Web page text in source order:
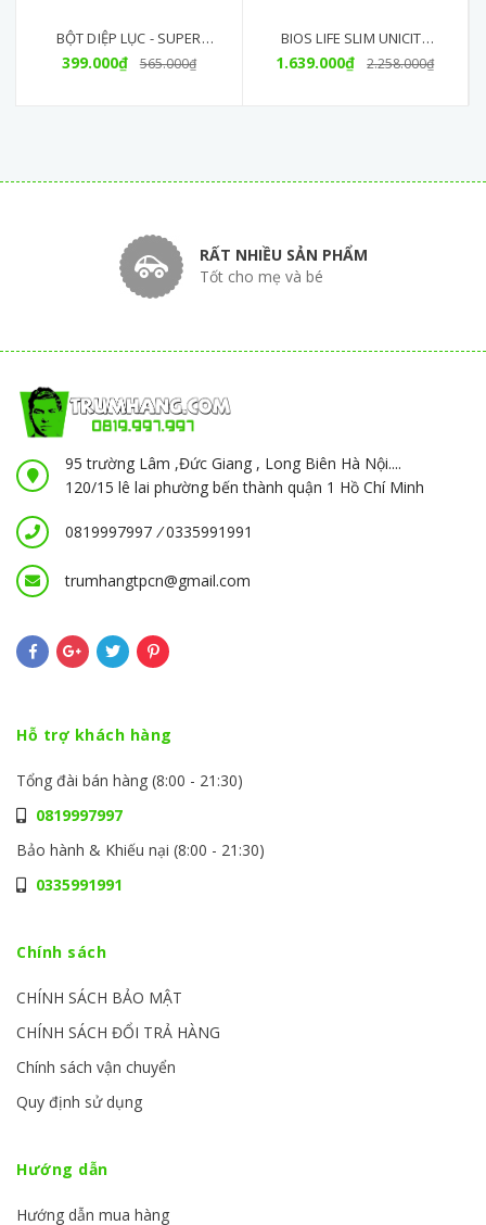
BỘT DIỆP LỤC - SUPER
CHLOROPHYLL POWDER
399.000₫ 565.000₫
BIOS LIFE SLIM UNICITY
HỖ TRỢ GIẢM CÂN, GIÚP
1.639.000₫ 2.258.000₫
RẤT NHIỀU SẢN PHẨM
Tốt cho mẹ và bé
95 trường Lâm ,Đức Giang , Long Biên Hà Nội....
120/15 lê lai phường bến thành quận 1 Hồ Chí Minh
0819997997 /0335991991
trumhangtpcn@gmail.com
Hỗ trợ khách hàng
Tổng đài bán hàng (8:00 - 21:30)
0819997997
Bảo hành & Khiếu nại (8:00 - 21:30)
0335991991
Chính sách
CHÍNH SÁCH BẢO MẬT
CHÍNH SÁCH ĐỔI TRẢ HÀNG
Chính sách vận chuyển
Quy định sử dụng
Hướng dẫn
Hướng dẫn mua hàng